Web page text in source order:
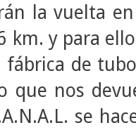
la vuelta
km. y para
fábrica de
que nos
se